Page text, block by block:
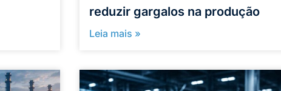
reduzir gargalos na produção
Leia mais »